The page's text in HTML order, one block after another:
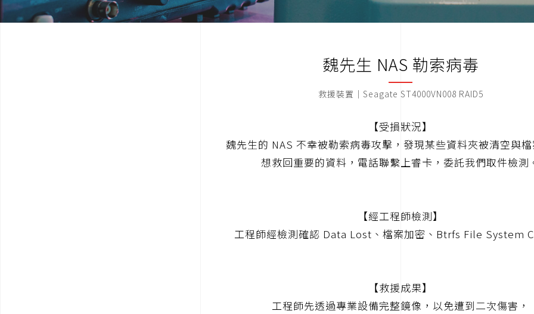
魏先生 NAS 勒索病毒
救援裝置｜Seagate ST4000VN008 RAID5
【受損狀況】
魏先生的 NAS 不幸被勒索病毒攻擊，發現某些資料夾被清空與檔
想救回重要的資料，電話聯繫上睿卡，委託我們取件檢測
【經工程師檢測】
工程師經檢測確認 Data Lost、檔案加密、Btrfs File System
【救援成果】
工程師先透過專業設備完整鏡像，以免遭到二次傷害，